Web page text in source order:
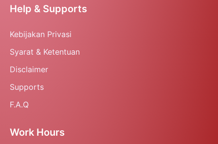
Help & Supports
Kebijakan Privasi
Syarat & Ketentuan
Disclaimer
Supports
F.A.Q
Work Hours